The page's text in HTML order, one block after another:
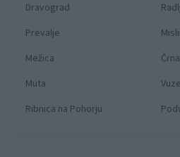
Dravograd
Prevalje
Mežica
Muta
Ribnica na Pohorju